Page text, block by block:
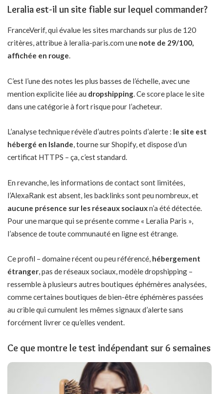
Leralia est-il un site fiable sur lequel commander?
FranceVerif, qui évalue les sites marchands sur plus de 120
critères, attribue à leralia-paris.com une note de 29/100,
affichée en rouge.
C’est l’une des notes les plus basses de l’échelle, avec une
mention explicite liée au dropshipping. Ce score place le site
dans une catégorie à fort risque pour l’acheteur.
L’analyse technique révèle d’autres points d’alerte : le site est
hébergé en Islande, tourne sur Shopify, et dispose d’un
certificat HTTPS – ça, c’est standard.
En revanche, les informations de contact sont limitées,
l’AlexaRank est absent, les backlinks sont peu nombreux, et
aucune présence sur les réseaux sociauxn’a été détectée.
Pour une marque qui se présente comme « Leralia Paris »,
l’absence de toute communauté en ligne est étrange.
Ce profil – domaine récent ou peu référencé, hébergement
étranger, pas de réseaux sociaux, modèle dropshipping –
ressemble à plusieurs autres boutiques éphémères analysées,
comme certaines boutiques de bien-être éphémères passées
au criblequi cumulent les mêmes signaux d’alerte sans
forcément livrer ce qu’elles vendent.
Ce que montre le test indépendant sur 6 semaines